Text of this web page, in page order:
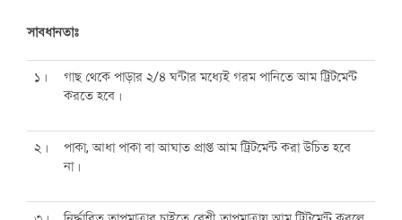
সাবধানতাঃ
১।
গাছ থেকে পাড়ার ২/৪ ঘন্টার মধ্যেই গরম পানিতে আম ট্রিটমেন্ট
করতে হবে।
২।
পাকা, আধা পাকা বা আঘাত প্রাপ্ত আম ট্রিটমেন্ট করা উচিত হবে
না।